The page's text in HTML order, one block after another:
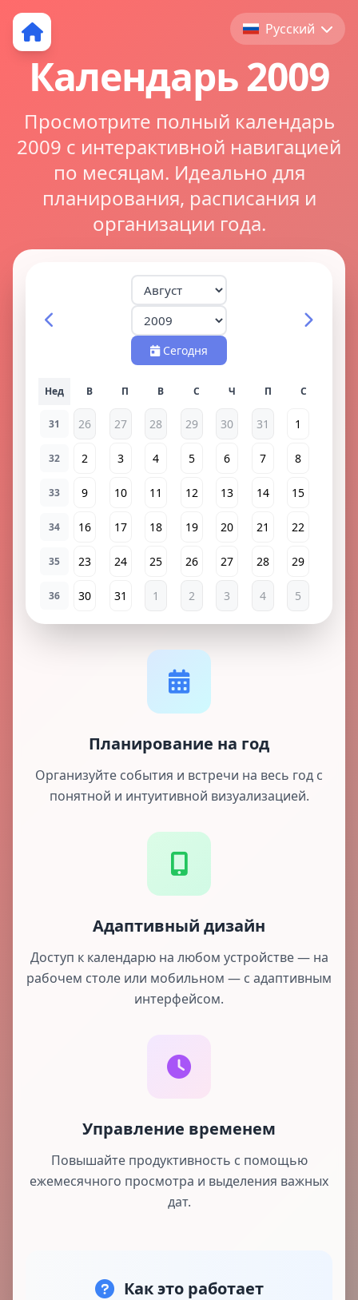
Русский
Календарь 2009
Просмотрите полный календарь
2009 с интерактивной навигацией
по месяцам. Идеально для
планирования, расписания и
организации года.
Сегодня
Нед
31 26 27 28 29 30 31 1
32 2 3 4 5 6 7 8
33 9 10 11 12 13 14 15
34 16 17 18 19 20 21 22
35 23 24 25 26 27 28 29
36 30 31 1 2 3 4 5
Планирование на год
Организуйте события и встречи на весь год с
понятной и интуитивной визуализацией.
Адаптивный дизайн
Доступ к календарю на любом устройстве — на
рабочем столе или мобильном — с адаптивным
интерфейсом.
Управление временем
Повышайте продуктивность с помощью
ежемесячного просмотра и выделения важных
дат.
Как это работает